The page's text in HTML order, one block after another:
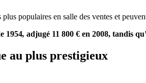
populaires en salle des ventes et
1954, adjugé 11 800 € en 2008, tandis
au plus prestigieux